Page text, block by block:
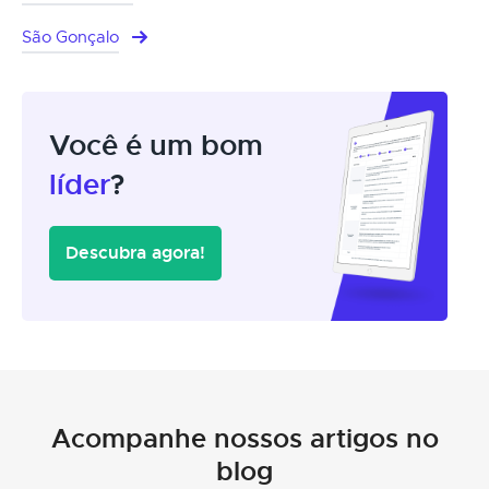
São Gonçalo
Você é um bom
líder?
Descubra agora!
Acompanhe nossos artigos no
blog